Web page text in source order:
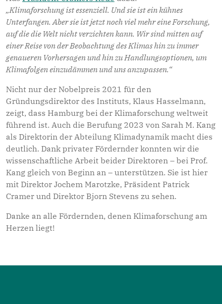
„Klimaforschung ist essenziell. Und sie ist ein kühnes
Unterfangen. Aber sie ist jetzt noch viel mehr eine Forschung,
auf die die Welt nicht verzichten kann. Wir sind mitten auf
einer Reise von der Beobachtung des Klimas hin zu immer
genaueren Vorhersagen und hin zu Handlungsoptionen, um
Klimafolgen einzudämmen und uns anzupassen.“
Nicht nur der Nobelpreis 2021 für den
Gründungsdirektor des Instituts, Klaus Hasselmann,
zeigt, dass Hamburg bei der Klimaforschung weltweit
führend ist. Auch die Berufung 2023 von Sarah M. Kang
als Direktorin der Abteilung Klimadynamik macht dies
deutlich. Dank privater Fördernder konnten wir die
wissenschaftliche Arbeit beider Direktoren – bei Prof.
Kang gleich von Beginn an – unterstützen. Sie ist hier
mit Direktor Jochem Marotzke, Präsident Patrick
Cramer und Direktor Bjorn Stevens zu sehen.
Danke an alle Fördernden, denen Klimaforschung am
Herzen liegt!